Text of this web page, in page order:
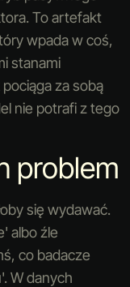
To artefakt
wpada w coś,
stanami
za sobą
nie potrafi z tego
problem
się wydawać.
albo źle
co badacze
W danych